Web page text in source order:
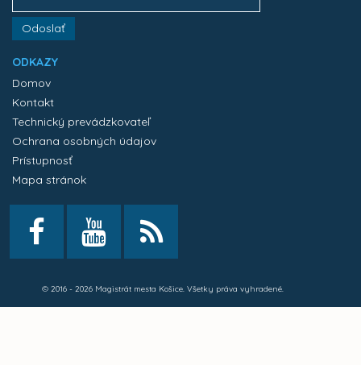
Odoslať
ODKAZY
Domov
Kontakt
Technický prevádzkovateľ
Ochrana osobných údajov
Prístupnosť
Mapa stránok
© 2016 - 2026 Magistrát mesta Košice. Všetky práva vyhradené.